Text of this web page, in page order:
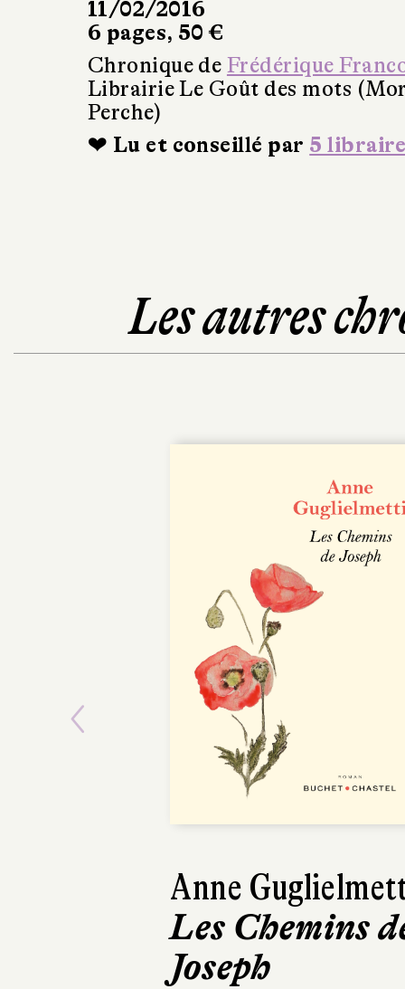
11/02/2016
6 pages, 50 €
Chronique de Frédérique
Librairie Le Goût des mots
Perche)
❤ Lu et conseillé par 5
Les autres
Anne
Les Chemins
Joseph
Paul
Le
Previous